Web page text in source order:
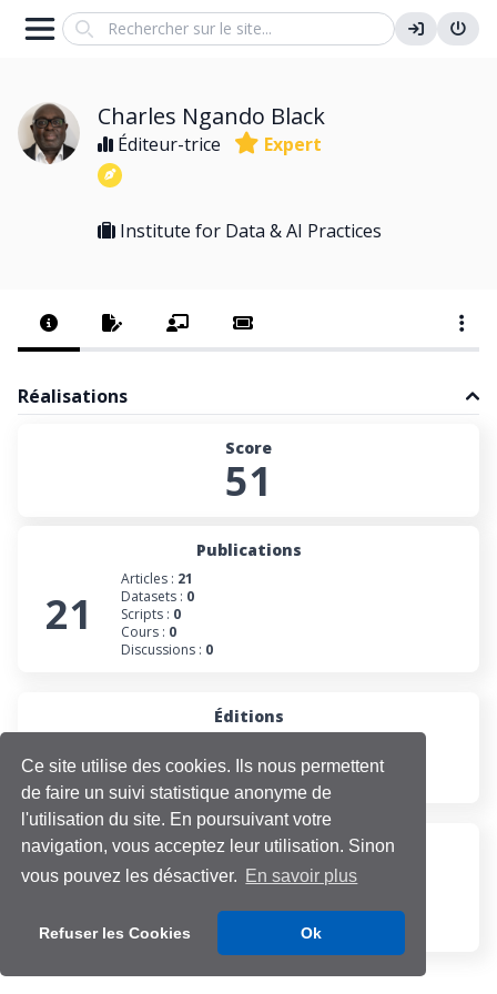
Ce site utilise des cookies. Ils nous permettent
de faire un suivi statistique anonyme de
l'utilisation du site. En poursuivant votre
navigation, vous acceptez leur utilisation. Sinon
vous pouvez les désactiver. En savoir plus
Refuser les Cookies Ok
Search
Charles Ngando Black
Éditeur-trice Expert
Institute for Data & AI Practices
Réalisations
Score
51
Publications
21
Articles : 21
Datasets : 0
Scripts : 0
Cours : 0
Discussions : 0
Éditions
2
Collections :1
Participations
Évaluations :0
Discussions :